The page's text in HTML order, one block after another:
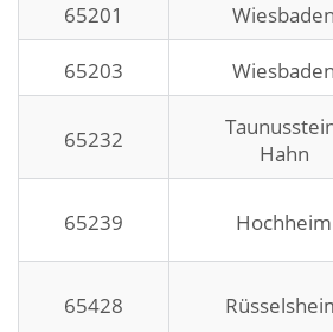
65201 Wiesbaden
65203 Wiesbaden
65232
Hahn
65239 Hochheim
65428